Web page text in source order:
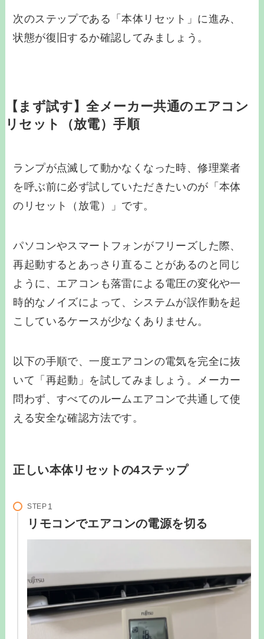
次のステップである「本体リセット」に進み、
状態が復旧するか確認してみましょう。
【まず試す】全メーカー共通のエアコン
リセット（放電）手順
ランプが点滅して動かなくなった時、修理業者
を呼ぶ前に必ず試していただきたいのが「本体
のリセット（放電）」です。
パソコンやスマートフォンがフリーズした際、
再起動するとあっさり直ることがあるのと同じ
ように、エアコンも落雷による電圧の変化や一
時的なノイズによって、システムが誤作動を起
こしているケースが少なくありません。
以下の手順で、一度エアコンの電気を完全に抜
いて「再起動」を試してみましょう。メーカー
問わず、すべてのルームエアコンで共通して使
える安全な確認方法です。
正しい本体リセットの4ステップ
STEP
リモコンでエアコンの電源を切る